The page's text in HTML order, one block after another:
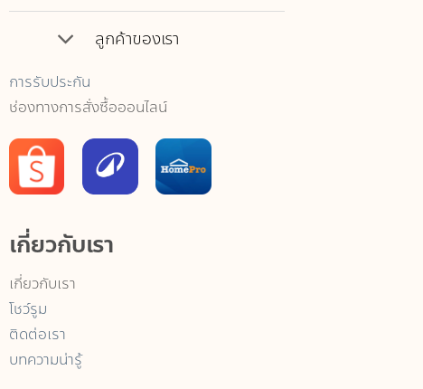
ลูกค้าของเรา
การรับประกัน
ช่องทางการสั่งซื้อออนไลน์
เกี่ยวกับเรา
เกี่ยวกับเรา
โชว์รูม
ติดต่อเรา
บทความน่ารู้